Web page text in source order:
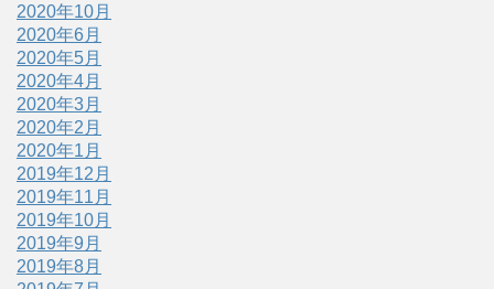
2020年10月
2020年6月
2020年5月
2020年4月
2020年3月
2020年2月
2020年1月
2019年12月
2019年11月
2019年10月
2019年9月
2019年8月